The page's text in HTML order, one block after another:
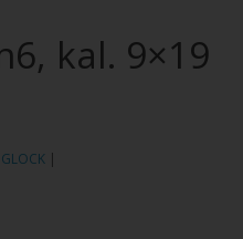
kal. 9×19
GLOCK |